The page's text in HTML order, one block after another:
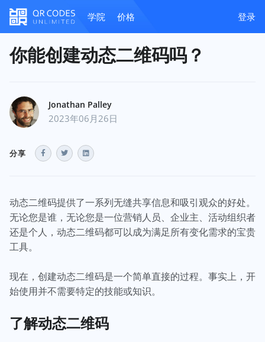
学院 价格 登录
你能创建动态二维码吗？
Jonathan Palley
2023年06月26日
分享
动态二维码提供了一系列无缝共享信息和吸引观众的好处。
无论您是谁，无论您是一位营销人员、企业主、活动组织者
还是个人，动态二维码都可以成为满足所有变化需求的宝贵
工具。
现在，创建动态二维码是一个简单直接的过程。事实上，开
始使用并不需要特定的技能或知识。
了解动态二维码